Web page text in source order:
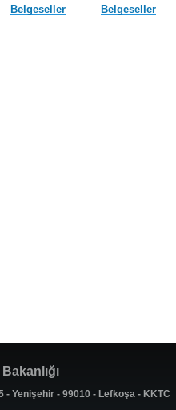
Belgeseller Belgeseller
- Yenişehir - 99010 - Lefkoşa - KKTC